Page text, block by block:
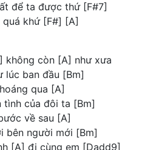
để ta được thứ [F#7]
khứ [F#] [A]
không còn [A] như xưa
lúc ban đầu [Bm]
qua [A]
tình của đôi ta [Bm]
về sau [A]
bên người mới [Bm]
[A] đi cùng em [Dadd9]